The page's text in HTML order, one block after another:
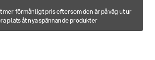
mer förmånligt pris eftersom den är på väg ut ur
plats åt nya spännande produkter